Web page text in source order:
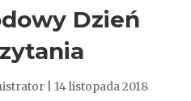
Dzień
| 14 listopada 2018